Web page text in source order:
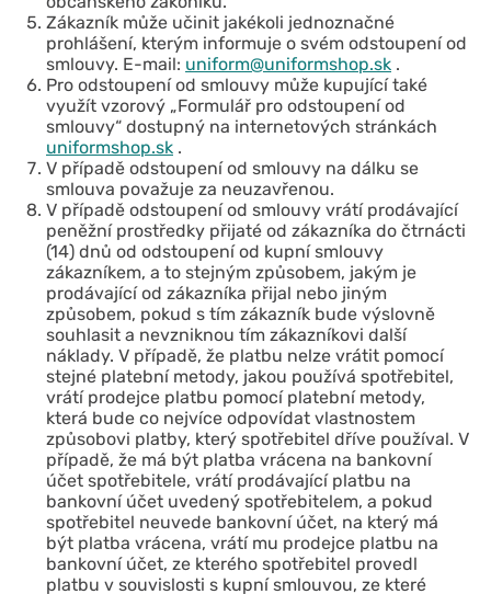
Zákazník může učinit jakékoli jednoznačné
prohlášení, kterým informuje o svém odstoupení od
smlouvy. E-mail: uniform@uniformshop.sk .
Pro odstoupení od smlouvy může kupující také
využít vzorový „Formulář pro odstoupení od
smlouvy“ dostupný na internetových stránkách
uniformshop.sk .
V případě odstoupení od smlouvy na dálku se
smlouva považuje za neuzavřenou.
V případě odstoupení od smlouvy vrátí prodávající
peněžní prostředky přijaté od zákazníka do čtrnácti
(14) dnů od odstoupení od kupní smlouvy
zákazníkem, a to stejným způsobem, jakým je
prodávající od zákazníka přijal nebo jiným
způsobem, pokud s tím zákazník bude výslovně
souhlasit a nevzniknou tím zákazníkovi další
náklady. V případě, že platbu nelze vrátit pomocí
stejné platební metody, jakou používá spotřebitel,
vrátí prodejce platbu pomocí platební metody,
která bude co nejvíce odpovídat vlastnostem
způsobovi platby, který spotřebitel dříve používal. V
případě, že má být platba vrácena na bankovní
účet spotřebitele, vrátí prodávající platbu na
bankovní účet uvedený spotřebitelem, a pokud
spotřebitel neuvede bankovní účet, na který má
být platba vrácena, vrátí mu prodejce platbu na
bankovní účet, ze kterého spotřebitel provedl
platbu v souvislosti s kupní smlouvou, ze které